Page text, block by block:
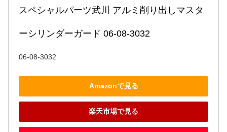
スペシャルパーツ武川 アルミ削り出しマスタ
ーシリンダーガード 06-08-3032
06-08-3032
Amazonで見る
楽天市場で見る